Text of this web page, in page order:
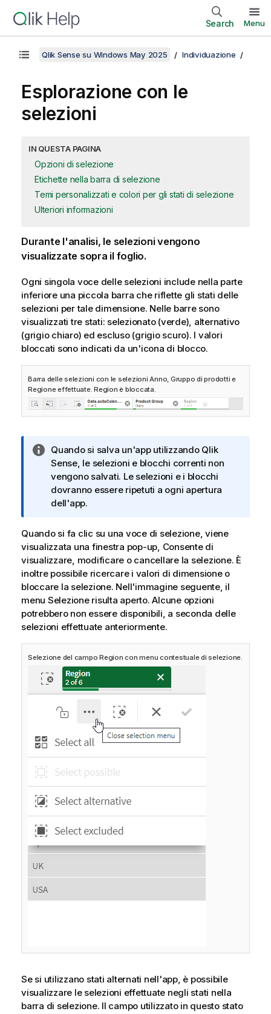
Search Menu
Qlik Sense su Windows May 2025 Individuazione
Esplorazione con le
selezioni
IN QUESTA PAGINA
Opzioni di selezione
Etichette nella barra di selezione
Temi personalizzati e colori per gli stati di selezione
Ulteriori informazioni
Durante l'analisi, le selezioni vengono
visualizzate sopra il foglio.
Ogni singola voce delle selezioni include nella parte
inferiore una piccola barra che riflette gli stati delle
selezioni per tale dimensione. Nelle barre sono
visualizzati tre stati: selezionato (verde), alternativo
(grigio chiaro) ed escluso (grigio scuro). I valori
bloccati sono indicati da un'icona di blocco.
Barra delle selezioni con le selezioni Anno, Gruppo di prodotti e
Regione effettuate. Region è bloccata.
N
o
t
a
i
f
o
r
m
a
t
i
c
Quando si salva un'app utilizzando Qlik
Sense, le selezioni e blocchi correnti non
vengono salvati. Le selezioni e i blocchi
dovranno essere ripetuti a ogni apertura
dell'app.
Quando si fa clic su una voce di selezione, viene
visualizzata una finestra pop-up, Consente di
visualizzare, modificare o cancellare la selezione. È
inoltre possibile ricercare i valori di dimensione o
bloccare la selezione. Nell'immagine seguente, il
menu Selezione risulta aperto. Alcune opzioni
potrebbero non essere disponibili, a seconda delle
selezioni effettuate anteriormente.
Selezione del campo Region con menu contestuale di selezione.
Se si utilizzano stati alternati nell'app, è possibile
visualizzare le selezioni effettuate negli stati nella
barra di selezione. Il campo utilizzato in questo stato